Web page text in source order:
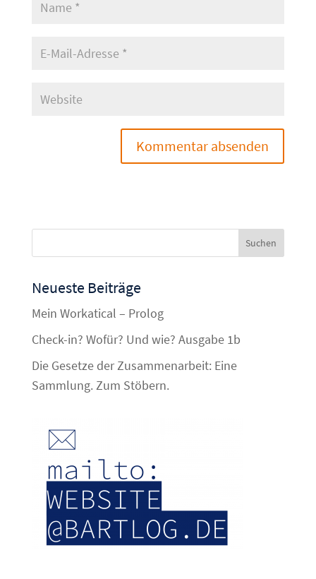
Neueste Beiträge
Mein Workatical – Prolog
Check-in? Wofür? Und wie? Ausgabe 1b
Die Gesetze der Zusammenarbeit: Eine
Sammlung. Zum Stöbern.